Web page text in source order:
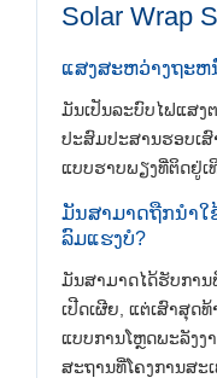
Solar Wrap
ແສງສະຫວ່າງຖະຫ
ມັນເປັນລະບົບໄຟແສງ
ປະສົມປະສານຮອບເສົ
ແບບຮາບພຽງທີ່ຕິດຢູ່ເທິ
ມັນສາມາດຖືກນໍາ
ລົມແຮງບໍ?
ມັນສາມາດໄດ້ຮັບກາ
ເປີດເຜີຍ, ແຕ່ເສົາສຸດ
ແບບການໂຫຼດພະລັງງ
ສະຖານທີ່ໂຄງການສະເ